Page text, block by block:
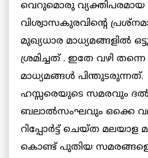
വെറുമൊരു
വിശ്വാസകുരവിന്റെ
മുഖ്യധാര മാധ്യമങ്ങളില്‍
ശ്രമിച്ചത് . ഇതേ വഴി
മാധ്യമങ്ങള്‍
ഹസ്സരെയുടെ സമരവും
ബലാല്‍സംഘവും ഒക്കെ
റിപ്പോര്‍ട്ട്‌ ചെയ്ത മലയാള
കൊണ്ട് പുതിയ സമരങ്ങളെ